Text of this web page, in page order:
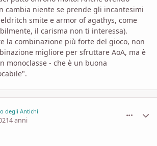
cambia niente se prende gli incantesimi
smite e armor of agathys, come
il carisma non ti interessa).
la combinazione più forte del gioco, non
migliore per sfruttare AoA, ma è
monoclasse - che è un buona
degli Antichi
4 anni